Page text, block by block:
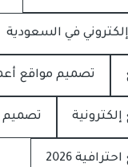
في السعودية
تصميم مواقع
تصميم
2026